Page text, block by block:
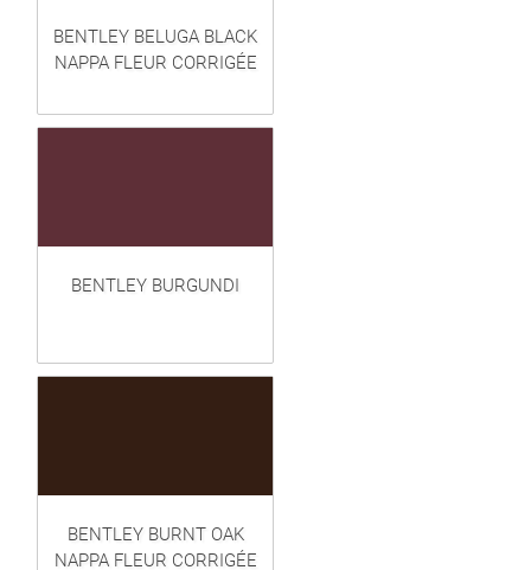
BENTLEY BELUGA BLACK
NAPPA FLEUR CORRIGÉE
BENTLEY BURGUNDI
BENTLEY BURNT OAK
NAPPA FLEUR CORRIGÉE